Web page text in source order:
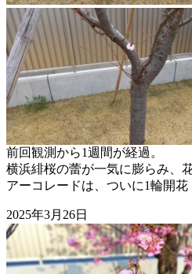
前回観測から1週間が経過。
横浜緋桜の蕾が一気に膨らみ、
アーコレードは、ついに1輪開花
2025年3月26日